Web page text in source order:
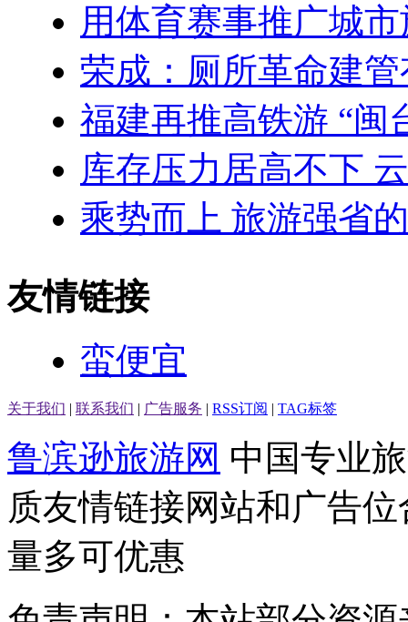
用体育赛事推广城
荣成：厕所革命建
福建再推高铁游 “闽
库存压力居高不下
乘势而上 旅游强省
友情链接
蛮便宜
关于我们 | 联系我们 | 广告服务 | RSS订阅 | TAG标签
鲁滨逊旅游网 中国专业
质友情链接网站和广告
量多可优惠